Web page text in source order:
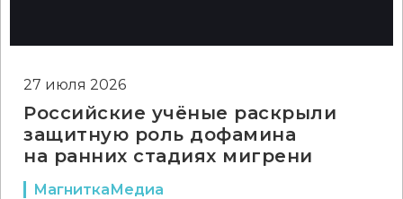
27 июля 2026
Российские учёные раскрыли
защитную роль дофамина
на ранних стадиях мигрени
МагниткаМедиа